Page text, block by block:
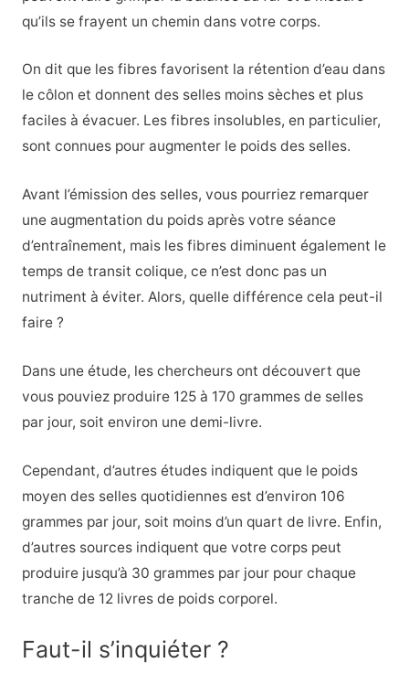
qu’ils se frayent un chemin dans votre corps.
On dit que les fibres favorisent la rétention d’eau dans
le côlon et donnent des selles moins sèches et plus
faciles à évacuer. Les fibres insolubles, en particulier,
sont connues pour augmenter le poids des selles.
Avant l’émission des selles, vous pourriez remarquer
une augmentation du poids après votre séance
d’entraînement, mais les fibres diminuent également le
temps de transit colique, ce n’est donc pas un
nutriment à éviter. Alors, quelle différence cela peut-il
faire ?
Dans une étude, les chercheurs ont découvert que
vous pouviez produire 125 à 170 grammes de selles
par jour, soit environ une demi-livre.
Cependant, d’autres études indiquent que le poids
moyen des selles quotidiennes est d’environ 106
grammes par jour, soit moins d’un quart de livre. Enfin,
d’autres sources indiquent que votre corps peut
produire jusqu’à 30 grammes par jour pour chaque
tranche de 12 livres de poids corporel.
Faut-il s’inquiéter ?